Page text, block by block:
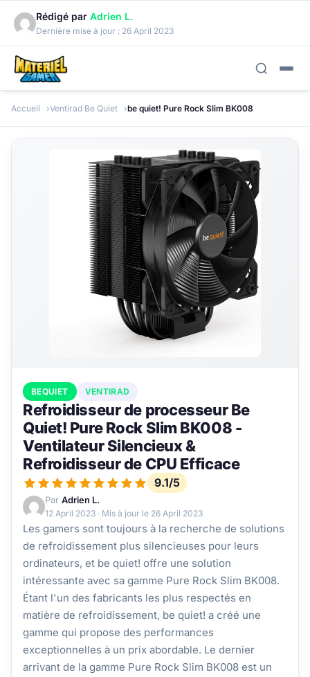
Rédigé par Adrien L.
Dernière mise à jour : 26 April 2023
Accueil Ventirad Be Quiet be quiet! Pure Rock Slim BK008
BEQUIET VENTIRAD
Refroidisseur de processeur Be
Quiet! Pure Rock Slim BK008 -
Ventilateur Silencieux &
Refroidisseur de CPU Efficace
9.1/5
Par Adrien L.
12 April 2023 · Mis à jour le 26 April 2023
Les gamers sont toujours à la recherche de solutions
de refroidissement plus silencieuses pour leurs
ordinateurs, et be quiet! offre une solution
intéressante avec sa gamme Pure Rock Slim BK008.
Étant l'un des fabricants les plus respectés en
matière de refroidissement, be quiet! a créé une
gamme qui propose des performances
exceptionnelles à un prix abordable. Le dernier
arrivant de la gamme Pure Rock Slim BK008 est un